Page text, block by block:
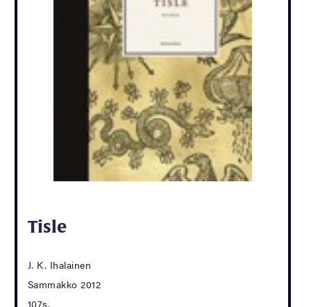
Tisle
J. K. Ihalainen
Sammakko 2012
107s.